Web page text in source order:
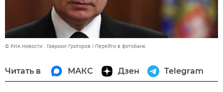
© РИА Новости . Гавриил Григоров Перейти в фотобанк
Читать в МАКС Дзен Telegram